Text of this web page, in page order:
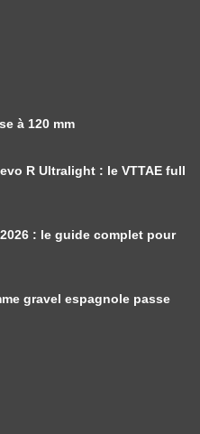
à 120 mm
R Ultralight : le VTTAE full
: le guide complet pour
gravel espagnole passe